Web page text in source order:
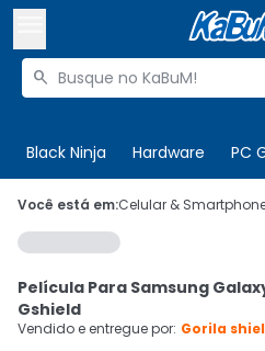
Buscar produtos

Black Ninja Hardware PC
 Olá. Acesse sua conta
 Departamentos
Cupons
Você está em:Celular &
Película Para Samsung
Gshield
Vendido e entregue por: Gorila